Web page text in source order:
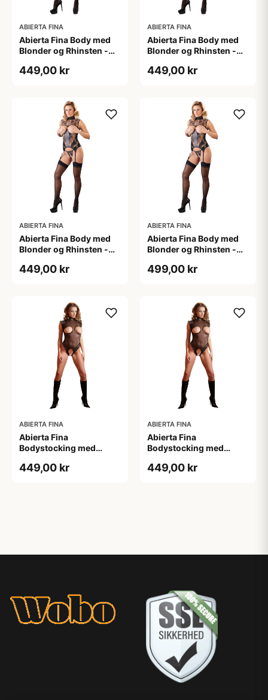
ABIERTA FINA
Abierta Fina Body med
Blonder og Rhinsten -
449,00 kr
ABIERTA FINA
Abierta Fina Body med
Blonder og Rhinsten -
449,00 kr
ABIERTA FINA
Abierta Fina Body med
Blonder og Rhinsten -
449,00 kr
ABIERTA FINA
Abierta Fina Body med
Blonder og Rhinsten -
499,00 kr
ABIERTA FINA
Abierta Fina
Bodystocking med
449,00 kr
ABIERTA FINA
Abierta Fina
Bodystocking med
449,00 kr